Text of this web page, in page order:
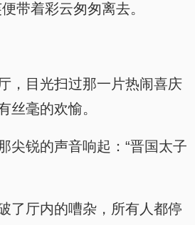
带着彩云匆匆离去。
，目光扫过那一片热闹喜庆
丝毫的欢愉。
尖锐的声音响起：“晋国太子
了厅内的嘈杂，所有人都停